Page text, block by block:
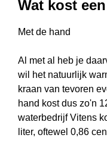
Wat kost
Met de hand
Al met al heb je
wil het natuurlijk
kraan van tevoren
hand kost dus zo'n
waterbedrijf Vitens
liter, oftewel 0,86